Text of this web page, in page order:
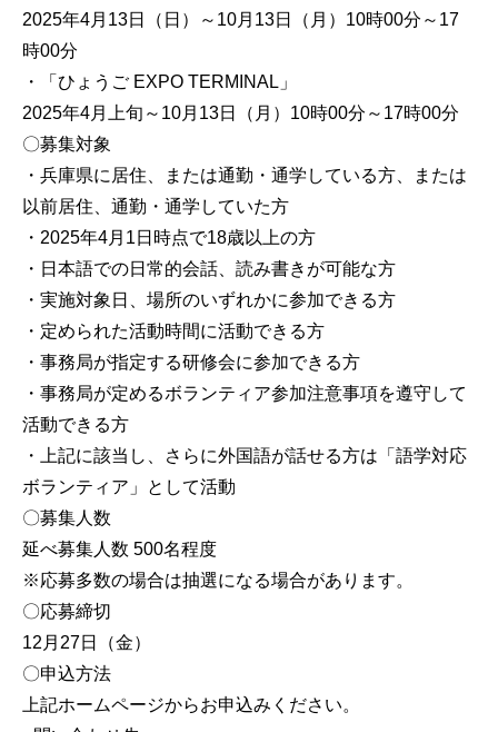
2025年4月13日（日）～10月13日（月）10時00分～17
時00分
・「ひょうご EXPO TERMINAL」
2025年4月上旬～10月13日（月）10時00分～17時00分
〇募集対象
・兵庫県に居住、または通勤・通学している方、または
以前居住、通勤・通学していた方
・2025年4月1日時点で18歳以上の方
・日本語での日常的会話、読み書きが可能な方
・実施対象日、場所のいずれかに参加できる方
・定められた活動時間に活動できる方
・事務局が指定する研修会に参加できる方
・事務局が定めるボランティア参加注意事項を遵守して
活動できる方
・上記に該当し、さらに外国語が話せる方は「語学対応
ボランティア」として活動
〇募集人数
延べ募集人数 500名程度
※応募多数の場合は抽選になる場合があります。
〇応募締切
12月27日（金）
〇申込方法
上記ホームページからお申込みください。